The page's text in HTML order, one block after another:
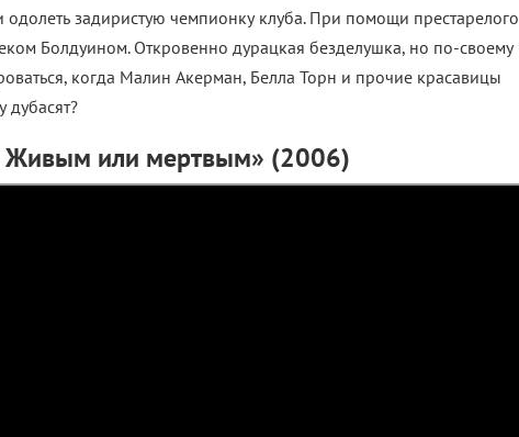
одолеть задиристую чемпионку клуба. При помощи престарелого
Болдуином. Откровенно дурацкая безделушка, но по-своему
когда Малин Акерман, Белла Торн и прочие красавицы
дубасят?
Живым или мертвым» (2006)